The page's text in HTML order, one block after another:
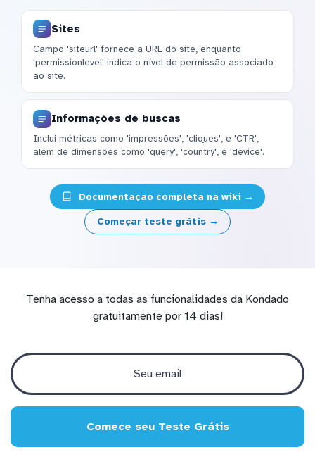
Sites
Campo 'siteurl' fornece a URL do site, enquanto
'permissionlevel' indica o nível de permissão associado
ao site.
Informações de buscas
Inclui métricas como 'impressões', 'cliques', e 'CTR',
além de dimensões como 'query', 'country', e 'device'.
Documentação completa na wiki →
Começar teste grátis →
Tenha acesso a todas as funcionalidades da Kondado
gratuitamente por 14 dias!
Comece seu Teste Grátis